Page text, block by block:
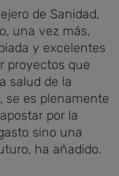
de Sanidad,
una vez más,
y excelentes
proyectos que
salud de la
se es plenamente
por la
sino una
ha añadido.